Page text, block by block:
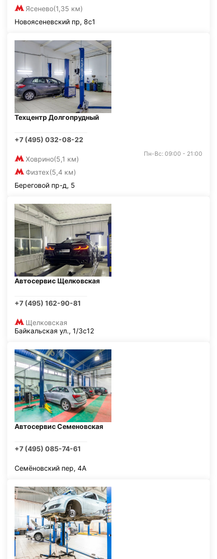
Ясенево(1,35 км)
Новоясеневский пр, 8с1
Техцентр Долгопрудный
+7 (495) 032-08-22
Ховрино(5,1 км)
Физтех(5,4 км)
Пн-Вс: 09:00 - 21:00
Береговой пр-д, 5
Автосервис Щелковская
+7 (495) 162-90-81
Щелковская
Байкальская ул., 1/3с12
Автосервис Семеновская
+7 (495) 085-74-61
Семёновский пер, 4А